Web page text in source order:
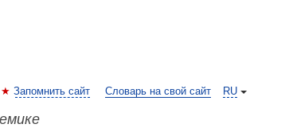
RU
Запомнить сайт Словарь на свой сайт